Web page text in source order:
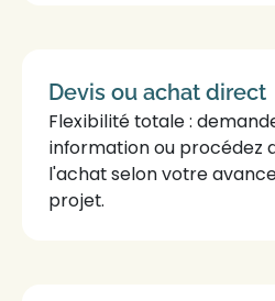
Devis ou achat direct
Flexibilité totale :
information ou procédez
l'achat selon votre
projet.